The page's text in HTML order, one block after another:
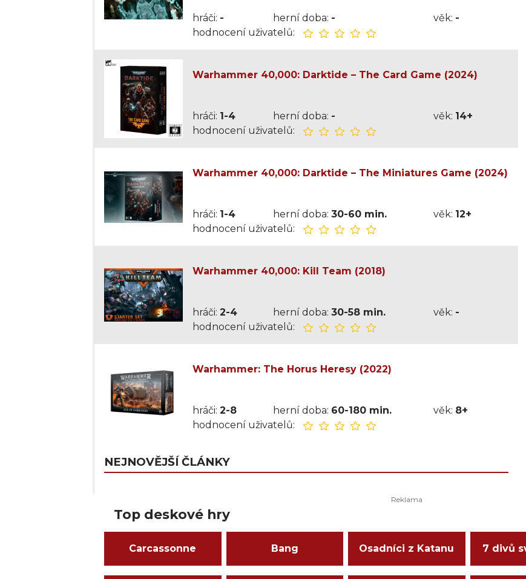
hráči: - herní doba: - věk: -
hodnocení uživatelů:
Warhammer 40,000: Darktide – The Card Game (2024)
hráči: 1-4 herní doba: - věk: 14+
hodnocení uživatelů:
Warhammer 40,000: Darktide – The Miniatures Game (2024)
hráči: 1-4 herní doba: 30-60 min. věk: 12+
hodnocení uživatelů:
Warhammer 40,000: Kill Team (2018)
hráči: 2-4 herní doba: 30-58 min. věk: -
hodnocení uživatelů:
Warhammer: The Horus Heresy (2022)
hráči: 2-8 herní doba: 60-180 min. věk: 8+
hodnocení uživatelů:
NEJNOVĚJŠÍ ČLÁNKY
Top deskové hry
Carcassonne Bang Osadníci z Katanu 7 divů